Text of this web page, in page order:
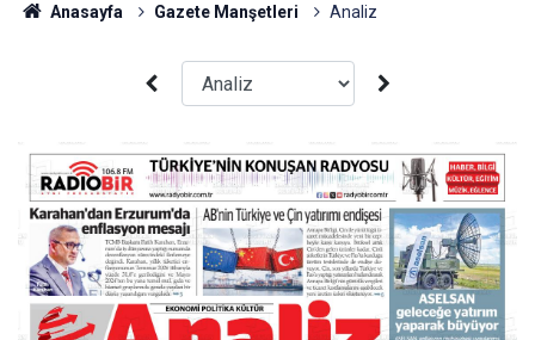
Anasayfa Gazete Manşetleri Analiz